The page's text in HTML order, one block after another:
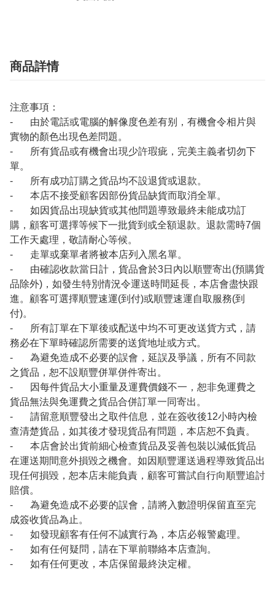
商品詳情
注意事項：
- 由於電話或電腦的解像度色差有别，有機會令相片與
實物的顏色出現色差問題。
- 所有貨品或有機會出現少許瑕疵，完美主義者切勿下
單。
- 所有成功訂購之貨品均不設退貨或退款。
- 本店不接受顧客因部份貨品缺貨而取消全單。
- 如因貨品出現缺貨或其他問題導致最終未能成功訂
購，顧客可選擇等候下一批貨到或全額退款。退款需時7個
工作天處理，敬請耐心等候。
- 走單或棄單者將被本店列入黑名單。
- 由確認收款當日計，貨品會於3日內以順豐寄出(預購貨
品除外)，如發生特別情況令運送時間延長，本店會盡快跟
進。顧客可選擇順豐速運(到付)或順豐速運自取服務(到
付)。
- 所有訂單在下單後或配送中均不可更改送貨方式，請
務必在下單時確認所需要的送貨地址或方式。
- 為避免造成不必要的誤會，延誤及爭議，所有不同款
之貨品，恕不設順豐併單併件寄出。
- 因每件貨品大小重量及運費價錢不一，恕非免運費之
貨品無法與免運費之貨品合併訂單一同寄出。
- 請留意順豐發出之取件信息，並在簽收後12小時內檢
查清楚貨品，如其後才發現貨品有問題，本店恕不負責。
- 本店會於出貨前細心檢查貨品及妥善包裝以減低貨品
在運送期間意外損毀之機會。如因順豐運送過程導致貨品出
現任何損毀，恕本店未能負責，顧客可嘗試自行向順豐追討
賠償。
- 為避免造成不必要的誤會，請將入數證明保留直至完
成簽收貨品為止。
- 如發現顧客有任何不誠實行為，本店必報警處理。
- 如有任何疑問，請在下單前聯絡本店查詢。
- 如有任何更改，本店保留最終決定權。